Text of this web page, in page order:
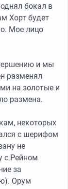
бокал в
Хорт будет
Мое лицо
и мы
разменял
на золотые и
размена.
некоторых
с шерифом
не
с Рейном
за
Орум